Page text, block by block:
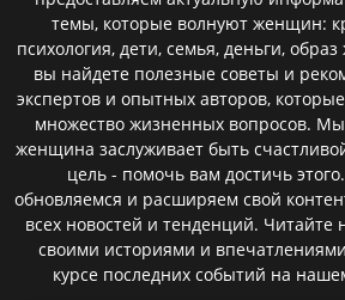
темы, которые волнуют женщин:
психология, дети, семья, деньги,
вы найдете полезные советы и
экспертов и опытных авторов,
множество жизненных вопросов.
женщина заслуживает быть
цель - помочь вам достичь
обновляемся и расширяем свой
всех новостей и тенденций. Читайте
своими историями и
курсе последних событий на